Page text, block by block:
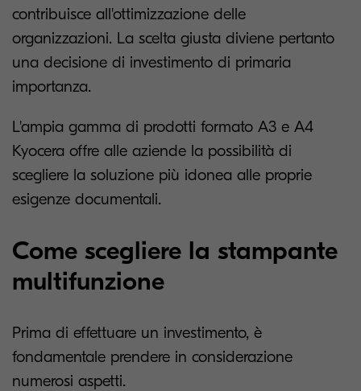
contribuisce all'ottimizzazione delle
organizzazioni. La scelta giusta diviene pertanto
una decisione di investimento di primaria
importanza.
L'ampia gamma di prodotti formato A3 e A4
Kyocera offre alle aziende la possibilità di
scegliere la soluzione più idonea alle proprie
esigenze documentali.
Come scegliere la stampante
multifunzione
Prima di effettuare un investimento, è
fondamentale prendere in considerazione
numerosi aspetti.